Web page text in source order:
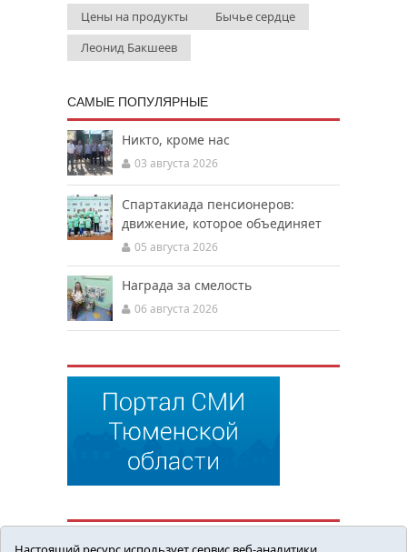
Цены на продукты
Бычье сердце
Леонид Бакшеев
САМЫЕ ПОПУЛЯРНЫЕ
Никто, кроме нас
03 августа 2026
Спартакиада пенсионеров:
движение, которое объединяет
05 августа 2026
Награда за смелость
06 августа 2026